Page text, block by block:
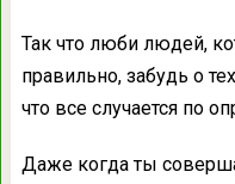
Так что люби людей,
правильно, забудь о
что все случается по
Даже когда ты